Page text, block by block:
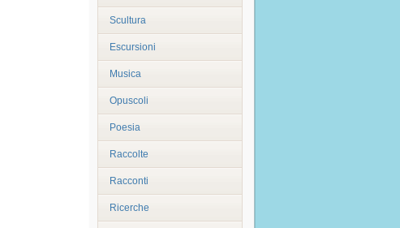
Scultura
Escursioni
Musica
Opuscoli
Poesia
Raccolte
Racconti
Ricerche